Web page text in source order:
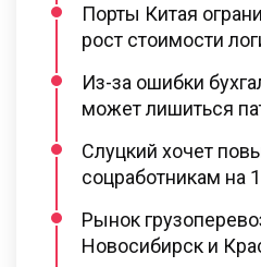
Порты Китая
рост стоимости
Из-за ошибки
может лишиться
Слуцкий хочет
соцработникам на
Рынок
Новосибирск и